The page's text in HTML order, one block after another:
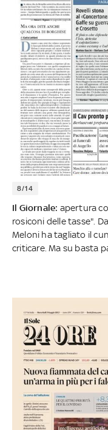
8/14
Il Giornale: apertura
rosiconi delle tasse".
Meloni ha tagliato il
criticare. Ma su basta